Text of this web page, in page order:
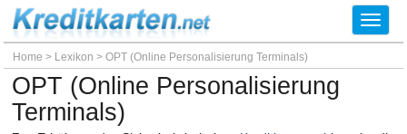
Home > Lexikon >OPT (Online Personalisierung Terminals)
OPT (Online Personalisierung
Terminals)